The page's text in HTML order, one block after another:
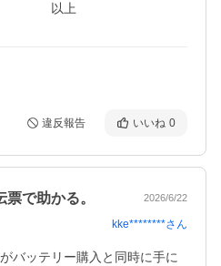
違反報告 いいね 0
で助かる。 2026/6/22
kke********さん
バッテリー購入と同時に手に